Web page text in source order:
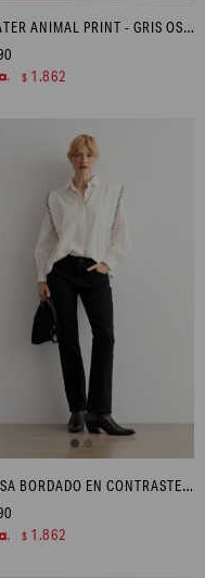
SWEATER ANIMAL PRINT - GRIS OSCURO
$ 1.862
CAMISA BORDADO EN CONTRASTE - BLANCO
$ 1.862